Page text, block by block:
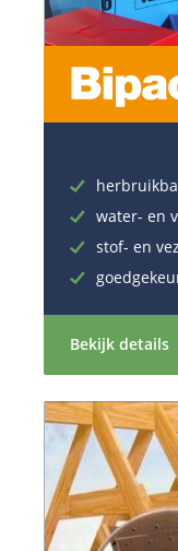
water- en
stof- en
Bekijk details